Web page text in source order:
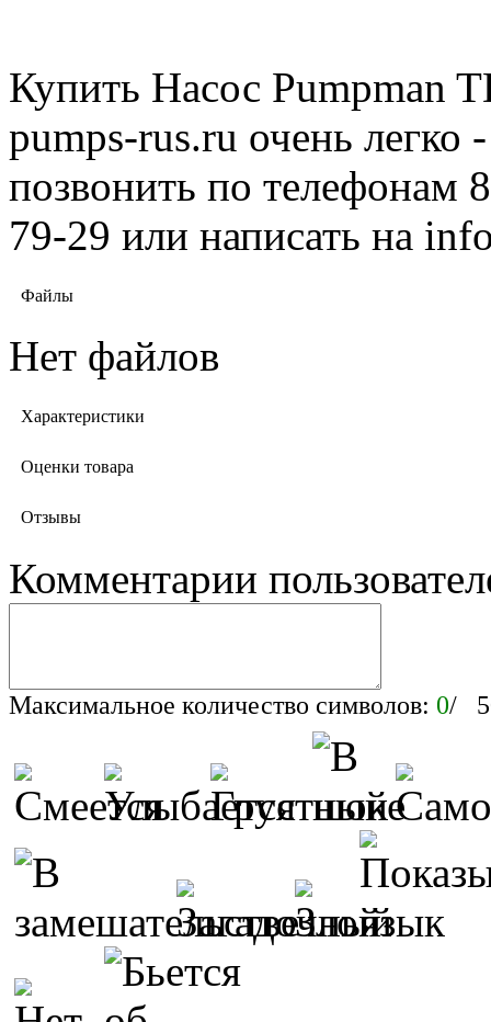
Купить Насос Pumpman
pumps-rus.ru очень легко
позвонить по телефонам
79-29 или написать на
Файлы
Нет файлов
Характеристики
Оценки товара
Отзывы
Комментарии
Максимальное количество символов: 0/